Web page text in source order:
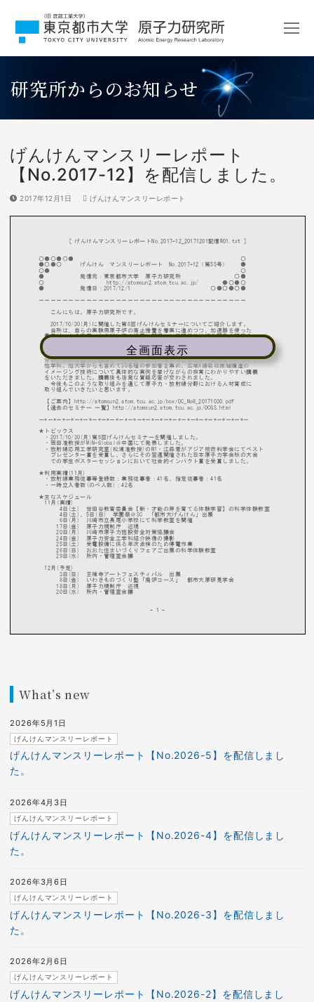
研究所からのお知らせ
げんけんマンスリーレポート
【No.2017-12】を配信しました。
2017年12月1日 げんけんマンスリーレポート
全画面表示
What’s new
げんけんマンスリーレポート【No.2026-5】を配信しまし
た。
げんけんマンスリーレポート
2026年5月1日
げんけんマンスリーレポート【No.2026-4】を配信しまし
た。
げんけんマンスリーレポート
2026年4月3日
げんけんマンスリーレポート【No.2026-3】を配信しまし
た。
げんけんマンスリーレポート
2026年3月6日
げんけんマンスリーレポート【No.2026-2】を配信しまし
げんけんマンスリーレポート
2026年2月6日